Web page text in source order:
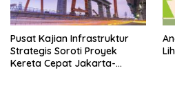
Pusat Kajian Infrastruktur
Strategis Soroti Proyek
Kereta Cepat Jakarta-